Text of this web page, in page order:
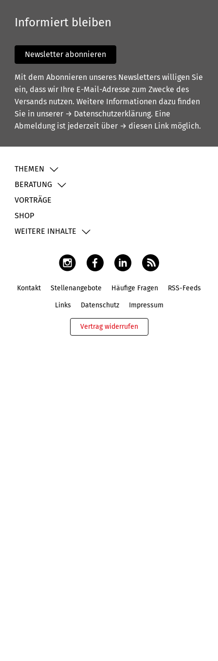
Informiert bleiben
Newsletter abonnieren
Mit dem Abonnieren unseres Newsletters willigen Sie
ein, dass wir Ihre E-Mail-Adresse zum Zwecke des
Versands nutzen. Weitere Informationen dazu finden
Sie in unserer → Datenschutzerklärung. Eine
Abmeldung ist jederzeit über → diesen Link möglich.
THEMEN
BERATUNG
VORTRÄGE
SHOP
WEITERE INHALTE
Kontakt Stellenangebote Häufige Fragen RSS-Feeds
Links Datenschutz Impressum
Vertrag widerrufen